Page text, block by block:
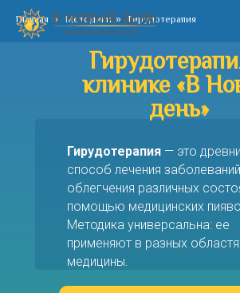
Главная » Методики » Гирудотерапия
клинике «В
день»
Гирудотерапия — это
способ лечения
облегчения различных
помощью медицинских
Методика универсальна: ее
применяют в разных
медицины.